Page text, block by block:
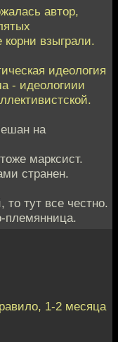
автор,
взыграли.
идеология
- идеологиии
на
марксист.
странен.
то тут все честно.
племянница.
1-2 месяца